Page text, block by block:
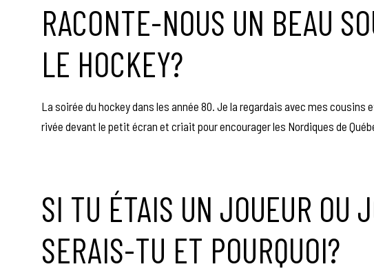
RACONTE-NOUS UN BEAU
LE HOCKEY?
La soirée du hockey dans les année 80. Je la regardais avec mes
rivée devant le petit écran et criait pour encourager les Nordiques de
SI TU ÉTAIS UN JOUEUR OU
SERAIS-TU ET POURQUOI?